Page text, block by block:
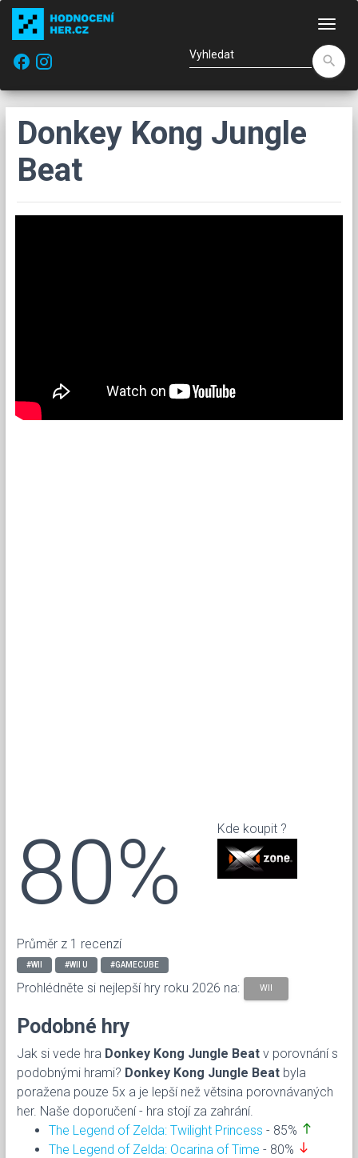
facebook
search
Donkey Kong Jungle
Beat
80%
Průměr z 1 recenzí
Kde koupit ?
#WII #WII U #GAMECUBE
Prohlédněte si nejlepší hry roku 2026 na: WII
Podobné hry
Jak si vede hra Donkey Kong Jungle Beat v porovnání s
podobnými hrami? Donkey Kong Jungle Beat byla
poražena pouze 5x a je lepší než větsina porovnávaných
her. Naše doporučení - hra stojí za zahrání.
The Legend of Zelda: Twilight Princess - 85% north
The Legend of Zelda: Ocarina of Time - 80% south